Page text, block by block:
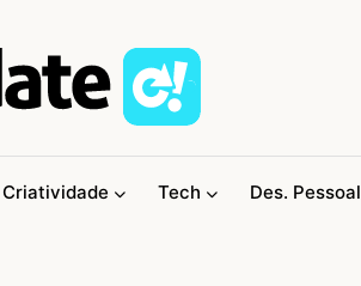
Criatividade Tech Des. Pessoal